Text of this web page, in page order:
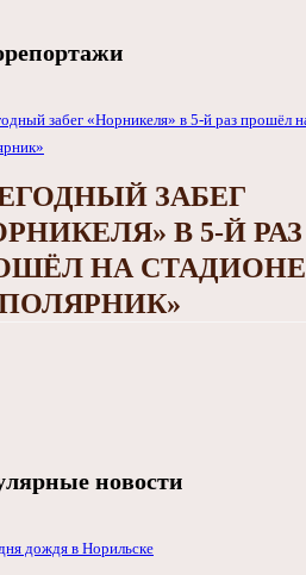
ЗАБЕГ
В 5-Й РАЗ
НА СТАДИОНЕ
новости